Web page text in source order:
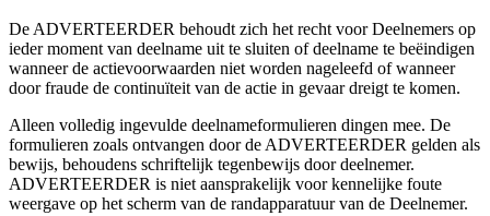
De ADVERTEERDER behoudt zich het recht voor Deelnemers op
ieder moment van deelname uit te sluiten of deelname te beëindigen
wanneer de actievoorwaarden niet worden nageleefd of wanneer
door fraude de continuïteit van de actie in gevaar dreigt te komen.
Alleen volledig ingevulde deelnameformulieren dingen mee. De
formulieren zoals ontvangen door de ADVERTEERDER gelden als
bewijs, behoudens schriftelijk tegenbewijs door deelnemer.
ADVERTEERDER is niet aansprakelijk voor kennelijke foute
weergave op het scherm van de randapparatuur van de Deelnemer.